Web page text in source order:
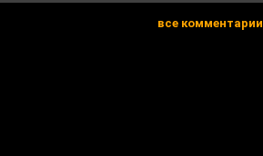
все комментарии